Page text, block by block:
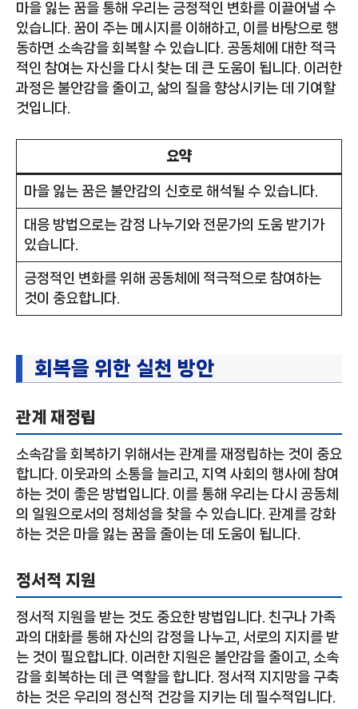
마을 잃는 꿈을 통해 우리는 긍정적인 변화를 이끌어낼 수
있습니다. 꿈이 주는 메시지를 이해하고, 이를 바탕으로 행
동하면 소속감을 회복할 수 있습니다. 공동체에 대한 적극
적인 참여는 자신을 다시 찾는 데 큰 도움이 됩니다. 이러한
과정은 불안감을 줄이고, 삶의 질을 향상시키는 데 기여할
것입니다.
요약
마을 잃는 꿈은 불안감의 신호로 해석될 수 있습니다.
대응 방법으로는 감정 나누기와 전문가의 도움 받기가
있습니다.
긍정적인 변화를 위해 공동체에 적극적으로 참여하는
것이 중요합니다.
회복을 위한 실천 방안
관계 재정립
소속감을 회복하기 위해서는 관계를 재정립하는 것이 중요
합니다. 이웃과의 소통을 늘리고, 지역 사회의 행사에 참여
하는 것이 좋은 방법입니다. 이를 통해 우리는 다시 공동체
의 일원으로서의 정체성을 찾을 수 있습니다. 관계를 강화
하는 것은 마을 잃는 꿈을 줄이는 데 도움이 됩니다.
정서적 지원
정서적 지원을 받는 것도 중요한 방법입니다. 친구나 가족
과의 대화를 통해 자신의 감정을 나누고, 서로의 지지를 받
는 것이 필요합니다. 이러한 지원은 불안감을 줄이고, 소속
감을 회복하는 데 큰 역할을 합니다. 정서적 지지망을 구축
하는 것은 우리의 정신적 건강을 지키는 데 필수적입니다.